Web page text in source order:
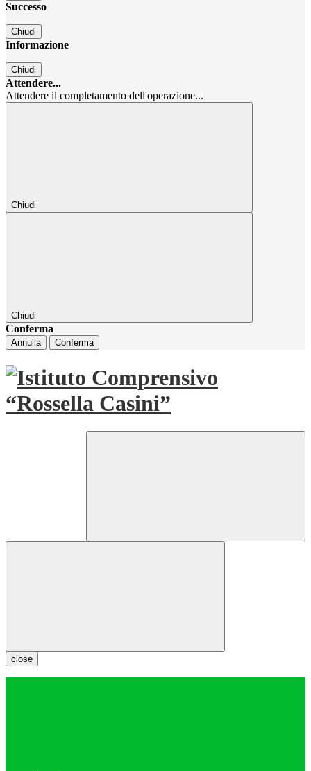
Successo
Chiudi
Informazione
Chiudi
Attendere...
Attendere il completamento dell'operazione...
Chiudi
Chiudi
Conferma
Annulla Conferma
close